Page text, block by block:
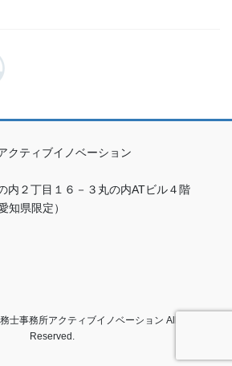
クティブイノベーション
内２丁目１６－３丸の内ATビル４階
知県限定）
士事務所アクティブイノベーション All Rights
Reserved.